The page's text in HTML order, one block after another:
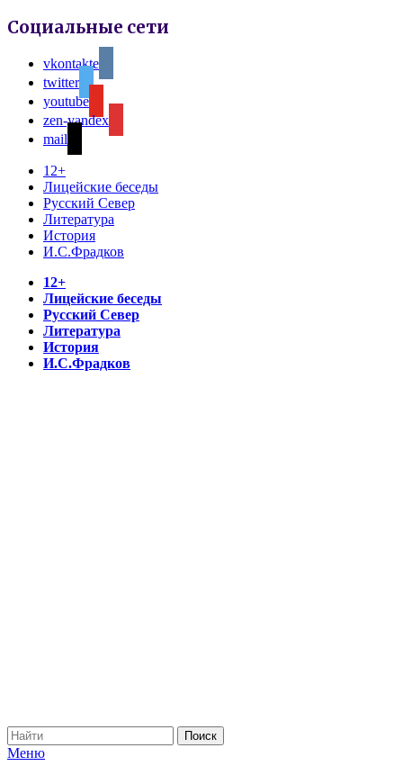
Социальные сети
vkontakte
twitter
youtube
zen-yandex
mail
12+
Лицейские беседы
Русский Север
Литература
История
И.С.Фрадков
12+
Лицейские беседы
Русский Север
Литература
История
И.С.Фрадков
Меню